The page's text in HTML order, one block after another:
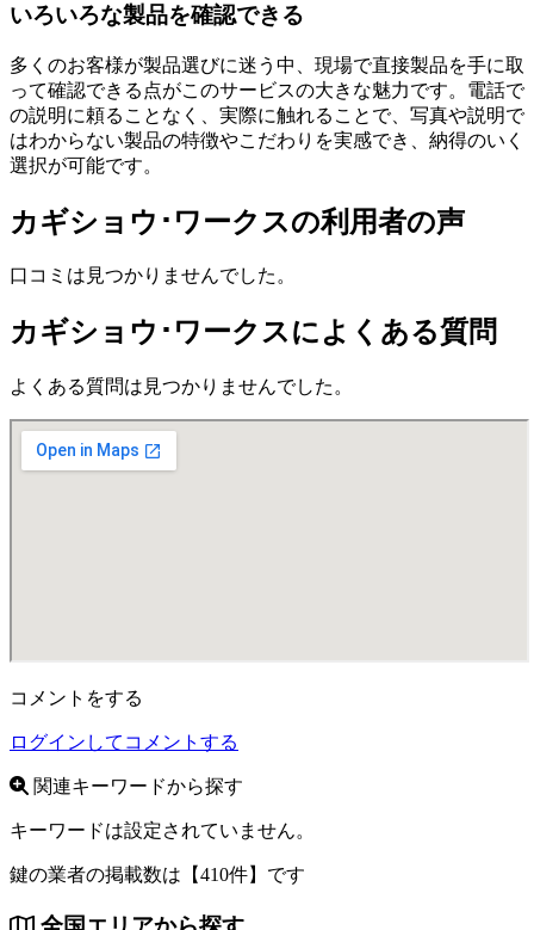
いろいろな製品を確認できる
多くのお客様が製品選びに迷う中、現場で直接製品を手に取
って確認できる点がこのサービスの大きな魅力です。電話で
の説明に頼ることなく、実際に触れることで、写真や説明で
はわからない製品の特徴やこだわりを実感でき、納得のいく
選択が可能です。
カギショウ･ワークスの利用者の声
口コミは見つかりませんでした。
カギショウ･ワークスによくある質問
よくある質問は見つかりませんでした。
コメントをする
ログインしてコメントする
関連キーワードから探す
キーワードは設定されていません。
鍵の業者の掲載数は 【410件】 です